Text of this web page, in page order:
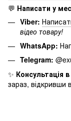
💬 Написати у
Viber:
відео товару!
WhatsApp:
Telegram:
✨ Консультація в
зараз, відкривши